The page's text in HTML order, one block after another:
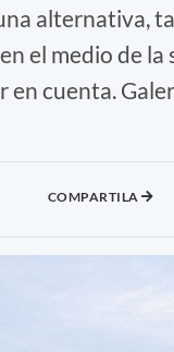
alternativa,
el medio de la
en cuenta.
COMPARTILA